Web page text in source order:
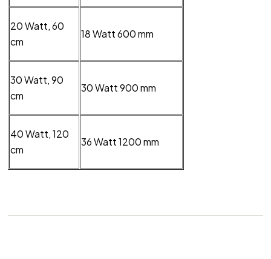
20 Watt, 60
cm
18 Watt 600 mm
30 Watt, 90
cm
30 Watt 900 mm
40 Watt, 120
cm
36 Watt 1200 mm